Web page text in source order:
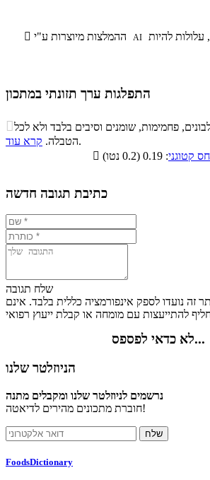
 AI
התפלגות ערך תזונתי במתכון
התפלגות ערך תזונתי במתכון
סיבים
תזונתיים
שומנים חלבונים
17.7% 62.9%
פחמימות, שומנים וסיבים בלבד ולא לכל
הטבלה. קרא עוד
.

קטוגני
כתיבת תגובה חדשה
שלח תגובה
זה נועדו לספק אינפורמציה כללית בלבד. אינם
לא כדאי לפספס...
הניוזלטר שלנו
נרשמים לניוזלטר שלנו ומקבלים מתנה
חוברת מתכונים מהירים לדיאטה!
FoodsDictionary